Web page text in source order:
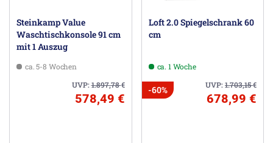
Steinkamp Value
Waschtischkonsole 91 cm
mit 1 Auszug
ca. 5-8 Wochen
UVP:1.897,78€
578,49 €
Loft 2.0 Spiegelschrank 60
cm
ca. 1 Woche
UVP:1.703,15€
-60%
678,99 €